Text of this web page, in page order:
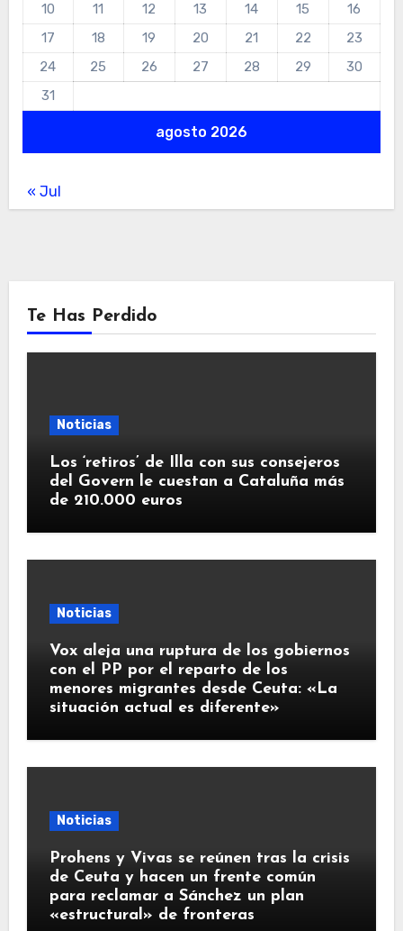
agosto 2026
10
11 12 13 14 15
16
17
18 19 20 21 22
23
24
25 26 27 28 29
30
31
« Jul
Te Has Perdido
Noticias
Los ‘retiros’ de Illa con sus consejeros
del Govern le cuestan a Cataluña más
de 210.000 euros
Noticias
Vox aleja una ruptura de los gobiernos
con el PP por el reparto de los
menores migrantes desde Ceuta: «La
situación actual es diferente»
Noticias
Prohens y Vivas se reúnen tras la crisis
de Ceuta y hacen un frente común
para reclamar a Sánchez un plan
«estructural» de fronteras